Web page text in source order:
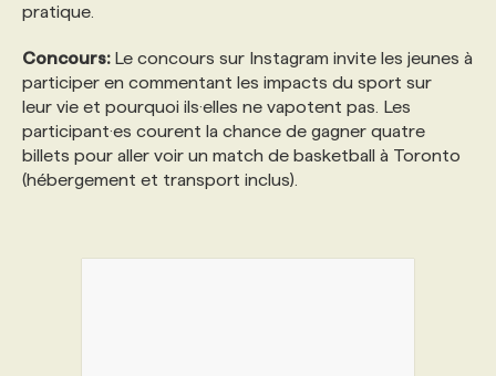
pratique.
Concours: Le concours sur Instagram invite les jeunes à
participer en commentant les impacts du sport sur
leur vie et pourquoi ils·elles ne vapotent pas. Les
participant·es courent la chance de gagner quatre
billets pour aller voir un match de basketball à Toronto
(hébergement et transport inclus).